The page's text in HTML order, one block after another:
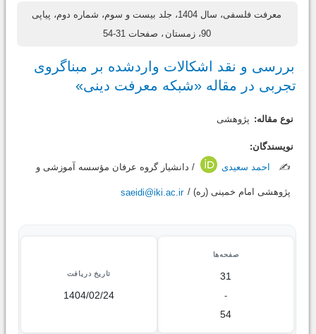
معرفت فلسفی، سال 1404، جلد بیست و سوم، شماره دوم، پیاپی
90، زمستان
، صفحات 31-54
بررسی و نقد اشکالات واردشده بر مبناگروی
تجربی در مقاله «شبکه معرفت دینی»
نوع مقاله: پژوهشی
نویسندگان:
✍️
احمد سعیدی / دانشیار گروه عرفان مؤسسه آموزشی و
پژوهشی امام خمینی (ره) / saeidi@iki.ac.ir
صفحه‌ها
31
-
54
تاریخ دریافت
1404/02/24